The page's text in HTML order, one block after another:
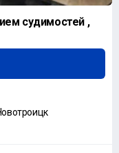
судимостей ,